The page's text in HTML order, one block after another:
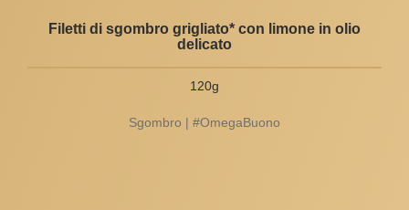
Filetti di sgombro grigliato* con limone in olio
delicato
120g
Sgombro | #OmegaBuono